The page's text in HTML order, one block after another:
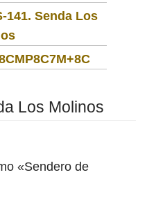
141. Senda Los
Los Molinos
«Sendero de